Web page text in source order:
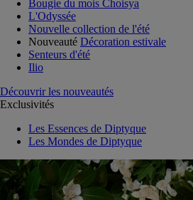
Bougie du mois Choisya
L'Odyssée
Nouvelle collection de l'été
Nouveauté Décoration estivale
Senteurs d'été
Ilio
Découvrir les nouveautés
Exclusivités
Les Essences de Diptyque
Les Mondes de Diptyque